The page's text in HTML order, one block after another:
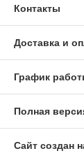
Контакты
Доставка и
График
Полная
Сайт создан